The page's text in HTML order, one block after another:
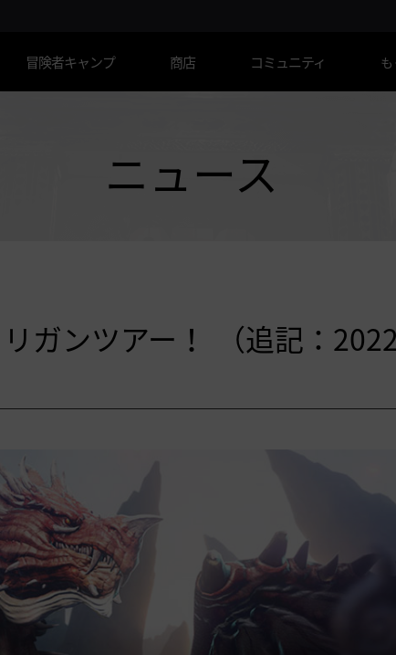
冒険者キャンプ 商店 コミュニティ
ニュース
ガンツアー！ （追記：